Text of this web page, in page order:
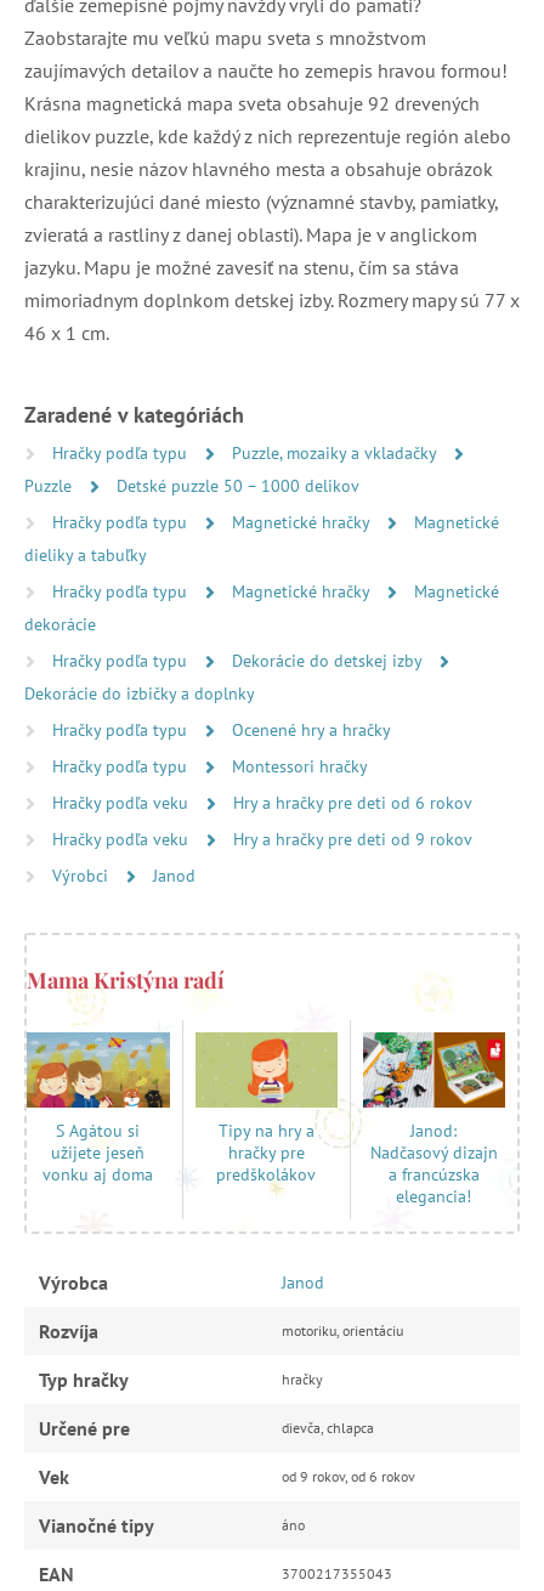
ďalšie zemepisné pojmy navždy vryli do pamäti?
Zaobstarajte mu veľkú mapu sveta s množstvom
zaujímavých detailov a naučte ho zemepis hravou formou!
Krásna magnetická mapa sveta obsahuje 92 drevených
dielikov puzzle, kde každý z nich reprezentuje región alebo
krajinu, nesie názov hlavného mesta a obsahuje obrázok
charakterizujúci dané miesto (významné stavby, pamiatky,
zvieratá a rastliny z danej oblasti). Mapa je v anglickom
jazyku. Mapu je možné zavesiť na stenu, čím sa stáva
mimoriadnym doplnkom detskej izby. Rozmery mapy sú 77 x
46 x 1 cm.
Zaradené v kategóriách
Hračky podľa typu
Puzzle, mozaiky a vkladačky
Puzzle
Detské puzzle 50 – 1000 delikov
Hračky podľa typu
Magnetické hračky
Magnetické
dieliky a tabuľky
Hračky podľa typu
Magnetické hračky
Magnetické
dekorácie
Hračky podľa typu
Dekorácie do detskej izby
Dekorácie do izbičky a doplnky
Hračky podľa typu
Ocenené hry a hračky
Hračky podľa typu
Montessori hračky
Hračky podľa veku
Hry a hračky pre deti od 6 rokov
Hračky podľa veku
Hry a hračky pre deti od 9 rokov
Výrobci
Janod
Mama Kristýna radí
S Agátou si
užijete jeseň
vonku aj doma
Tipy na hry a
hračky pre
predškolákov
Janod:
Nadčasový dizajn
a francúzska
elegancia!
Výrobca Janod
Rozvíja motoriku, orientáciu
Typ hračky hračky
Určené pre dievča, chlapca
Vek od 9 rokov, od 6 rokov
Vianočné tipy áno
EAN 3700217355043